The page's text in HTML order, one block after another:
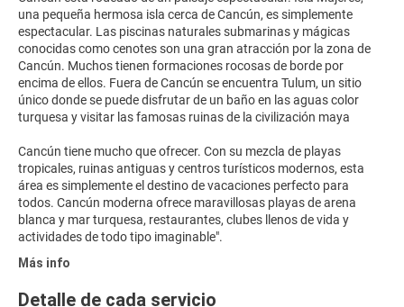
una pequeña hermosa isla cerca de Cancún, es simplemente
espectacular. Las piscinas naturales submarinas y mágicas
conocidas como cenotes son una gran atracción por la zona de
Cancún. Muchos tienen formaciones rocosas de borde por
encima de ellos. Fuera de Cancún se encuentra Tulum, un sitio
único donde se puede disfrutar de un baño en las aguas color
turquesa y visitar las famosas ruinas de la civilización maya
Cancún tiene mucho que ofrecer. Con su mezcla de playas
tropicales, ruinas antiguas y centros turísticos modernos, esta
área es simplemente el destino de vacaciones perfecto para
todos. Cancún moderna ofrece maravillosas playas de arena
blanca y mar turquesa, restaurantes, clubes llenos de vida y
Más info
Detalle de cada servicio